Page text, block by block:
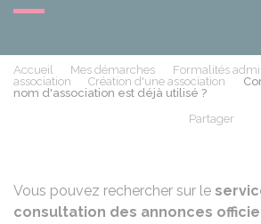
Accueil Mes démarches
Formalités
association
Création d'une association
nom d'association est déjà utilisé ?
Partager
Vous pouvez rechercher sur le
consultation des annonces